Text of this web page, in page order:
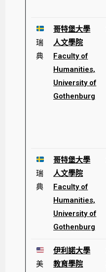
瑞
典
哥特堡大學
人文學院
Faculty of
Humanities,
University of
Gothenburg
瑞
典
哥特堡大學
人文學院
Faculty of
Humanities,
University of
Gothenburg
美
伊利諾大學
教育學院